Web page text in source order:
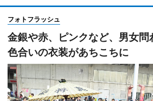
フォトフラッシュ
金銀や赤、ピンクなど、男女問
色合いの衣装があちこちに